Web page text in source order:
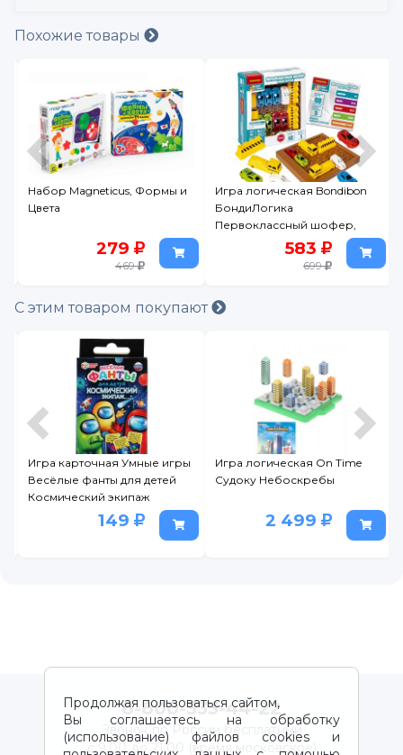
Похожие товары
Набор Magneticus, Формы и
Цвета
279
469
Игра логическая Bondibon
БондиЛогика
Первоклассный шофер,
мини-версия583
699
С этим товаром покупают
Игра карточная Умные игры
Весёлые фанты для детей
Космический экипаж
149
Игра логическая On Time
Судоку Небоскребы
2 499
Продолжая пользоваться сайтом,
Вы соглашаетесь на обработку
(использование) файлов cookies и
8-800-333-44-22
Звонок по России бесплатный
с 9:00 до 21:00 (время московское)